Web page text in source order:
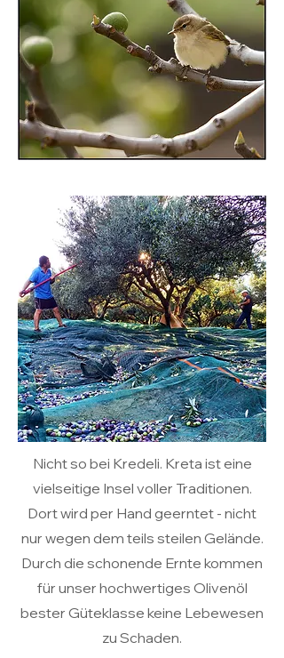
Nicht so bei Kredeli. Kreta ist eine
vielseitige Insel voller Traditionen.
Dort wird per Hand geerntet - nicht
nur wegen dem teils steilen Gelände.
Durch die schonende Ernte kommen
für unser hochwertiges Olivenöl
bester Güteklasse keine Lebewesen
zu Schaden.